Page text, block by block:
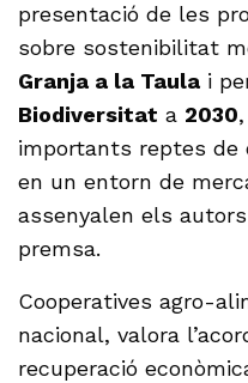
presentació de les
sobre sostenibilitat
Granja a la Taula i
Biodiversitat a 2030
importants reptes de
en un entorn de
assenyalen els
premsa.
Cooperatives agro-
nacional, valora
recuperació